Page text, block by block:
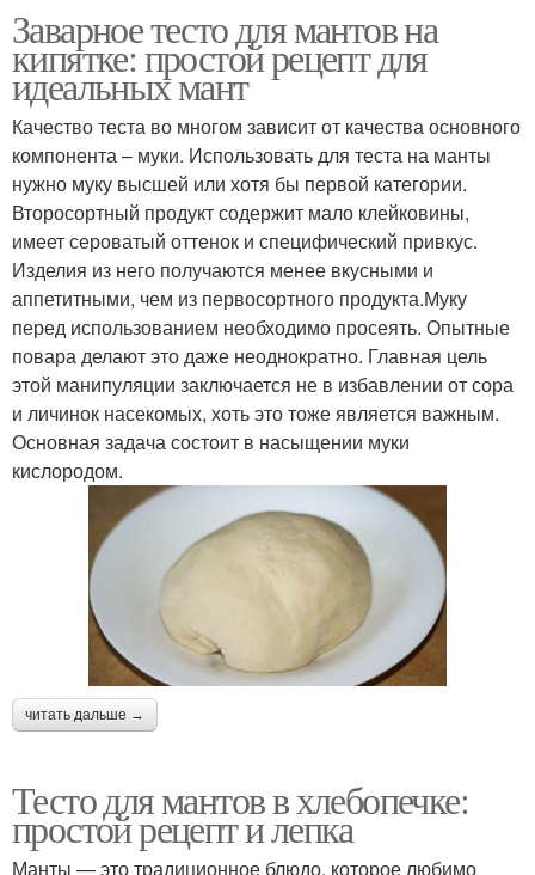
Заварное тесто для мантов на
кипятке: простой рецепт для
идеальных мант
Качество теста во многом зависит от качества основного
компонента – муки. Использовать для теста на манты
нужно муку высшей или хотя бы первой категории.
Второсортный продукт содержит мало клейковины,
имеет сероватый оттенок и специфический привкус.
Изделия из него получаются менее вкусными и
аппетитными, чем из первосортного продукта.Муку
перед использованием необходимо просеять. Опытные
повара делают это даже неоднократно. Главная цель
этой манипуляции заключается не в избавлении от сора
и личинок насекомых, хоть это тоже является важным.
Основная задача состоит в насыщении муки
кислородом.
читать дальше →
Тесто для мантов в хлебопечке:
простой рецепт и лепка
Манты — это традиционное блюдо, которое любимо